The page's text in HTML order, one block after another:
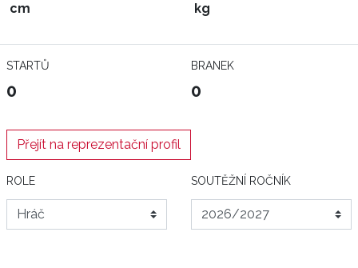
cm kg
STARTŮ
0
BRANEK
0
Přejít na reprezentační profil
ROLE SOUTĚŽNÍ ROČNÍK